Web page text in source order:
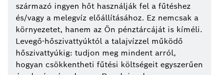
származó ingyen hőt használják fel a fűtéshez
és/vagy a melegvíz előállításához. Ez nemcsak a
környezetet, hanem az Ön pénztárcáját is kíméli.
Levegő-hőszivattyúktól a talajvízzel működő
hőszivattyúkig: tudjon meg mindent arról,
hogyan csökkentheti fűtési költségeit egyszerűen